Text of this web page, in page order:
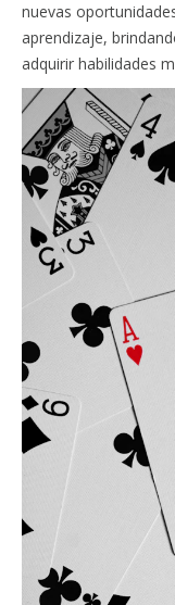
nuevas
aprendizaje,
adquirir habilidades